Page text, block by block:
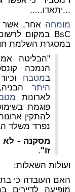
...יתאדו.....
מומחה אחר, אשר
במסגרת השלמת
"הבליטה
הנמכה
במטבח
היתר
לארונות
פוגמת
להתקין
נפרד משלד
מסקנה - לא
זו".
ועולות השאלות:
האם העובדה כי
מופיעה